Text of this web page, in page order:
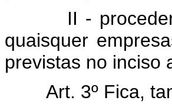
II - proceder
quaisquer
previstas no inciso
Art. 3º Fica,